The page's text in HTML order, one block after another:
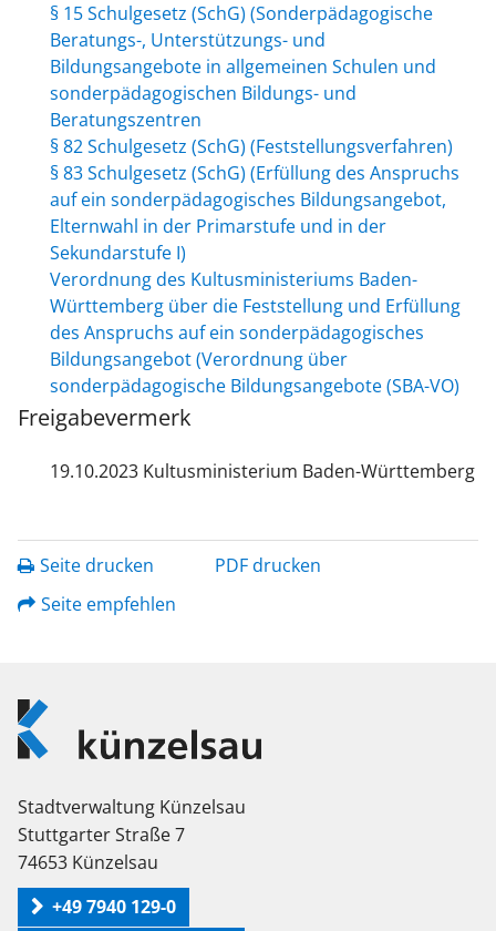
§ 15 Schulgesetz (SchG) (Sonderpädagogische
Beratungs-, Unterstützungs- und
Bildungsangebote in allgemeinen Schulen und
sonderpädagogischen Bildungs- und
Beratungszentren
§ 82 Schulgesetz (SchG) (Feststellungsverfahren)
§ 83 Schulgesetz (SchG) (Erfüllung des Anspruchs
auf ein sonderpädagogisches Bildungsangebot,
Elternwahl in der Primarstufe und in der
Sekundarstufe I)
Verordnung des Kultusministeriums Baden-
Württemberg über die Feststellung und Erfüllung
des Anspruchs auf ein sonderpädagogisches
Bildungsangebot (Verordnung über
sonderpädagogische Bildungsangebote (SBA-VO)
Freigabevermerk
19.10.2023 Kultusministerium Baden-Württemberg
Seite drucken
PDF drucken
Seite empfehlen
Logo
Künzelsau
Stadtverwaltung Künzelsau
Stuttgarter Straße 7
74653 Künzelsau
+49 7940 129-0